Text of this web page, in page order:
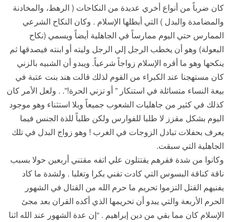
كان ضرباً من أنواع أخري عديدة من النكاحات ( الرهط، والمخادنة
والمضامدة والبدل ) التي أبطلها الإسلام . وكان النكاح الشرعي
الممارس حتي اليوم ممارساً في الجاهلية أيضاً ويسمي (نكاح
البعولة) وهو أن يخطب الرجل إلي الرجل وليته أو ابنته فيصدقها ثم
ينكحها وهو ما أقره الإسلام زواجاً شرعياً. ويبدو أن الشبيه بالزني
كان مستهجنا عند الكبراء من القوم لذلك قالت هند بنت عتبة في
بيعة النساء متسائلة في استنكار ” أو تزني الحرة!”. . ولعل الأمر كان
كذلك في كثير من جاهليات الشعوب جميعاً وبلا استثناء وهو موجود
اليوم بشكل مقزز لا طلبا للفوارس ولكن طلباً للذة الجنس فيما
يعرف بحفلات تبادل الزوجات في الغرب ! وهو زواج البدل في تلك
الجاهلية التي سبقت.
وكانوا من شدة فقرهم يقتتلون علي اتفه مقتني أربعين حولا بسبب
ناقة كناقة البسوس التي كادت تفني بكرا وتغلبا . ولشدة ما كاد
يفنيهم القتل التزموا تحريم ما حرم الله من القتال في الشهور
الحرم الأربعة والتي يبدو أن تحريمها الذي أكده القران بعد مجئ
الإسلام كان مما بقي من دين إبراهيم . “إن عدة الشهور عند الله اثنا